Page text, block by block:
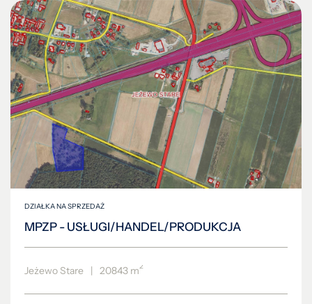
DZIAŁKA NA SPRZEDAŻ
MPZP - USŁUGI/HANDEL/PRODUKCJA
Jeżewo Stare | 20843 m2